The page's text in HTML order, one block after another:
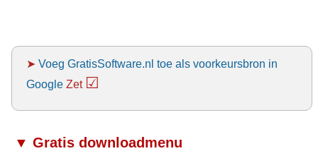
➤ Voeg GratisSoftware.nl toe als voorkeursbron in
Google Zet ☑
▼ Gratis downloadmenu